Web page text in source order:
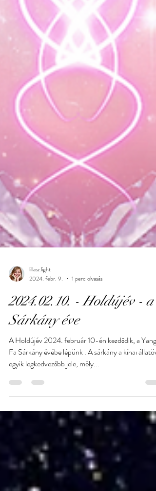
lillasz.light
2024.02.10. - Holdújév - a
Sárkány éve
A Holdújév 2024. február 10-én kezdődik, a Yang
Fa Sárkány évébe lépünk . A sárkány a kínai állatöv
egyik legkedvezőbb jele, mély...